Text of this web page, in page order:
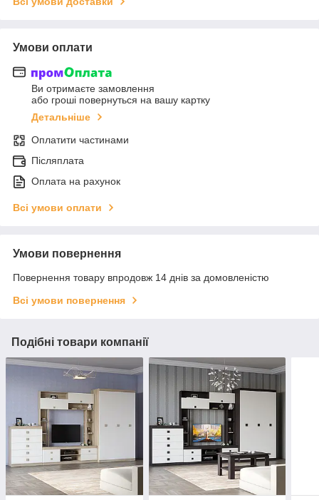
Умови оплати
Ви отримаєте замовлення
або гроші повернуться на вашу картку
Детальніше
Оплатити частинами
Післяплата
Оплата на рахунок
Всі умови оплати
Умови повернення
Повернення товару впродовж 14 днів за домовленістю
Всі умови повернення
Подібні товари компанії